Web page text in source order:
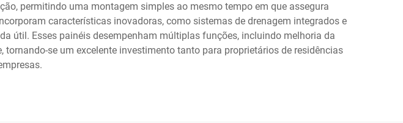
permitindo uma montagem simples ao mesmo tempo em que assegura
características inovadoras, como sistemas de drenagem integrados e
útil. Esses painéis desempenham múltiplas funções, incluindo melhoria da
se um excelente investimento tanto para proprietários de residências